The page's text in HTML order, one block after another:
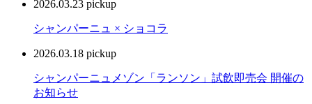
2026.03.23 pickup
シャンパーニュ × ショコラ
2026.03.18 pickup
シャンパーニュメゾン「ランソン」試飲即売会 開催の
お知らせ